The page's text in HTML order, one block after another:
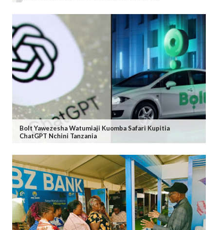
Bolt Yawezesha Watumiaji Kuomba Safari Kupitia
ChatGPT Nchini Tanzania